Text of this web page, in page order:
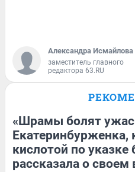
Александра Исмайлова
заместитель главного
редактора 63.RU
«Шрамы болят
Екатеринбурженка,
кислотой по
рассказала о своем